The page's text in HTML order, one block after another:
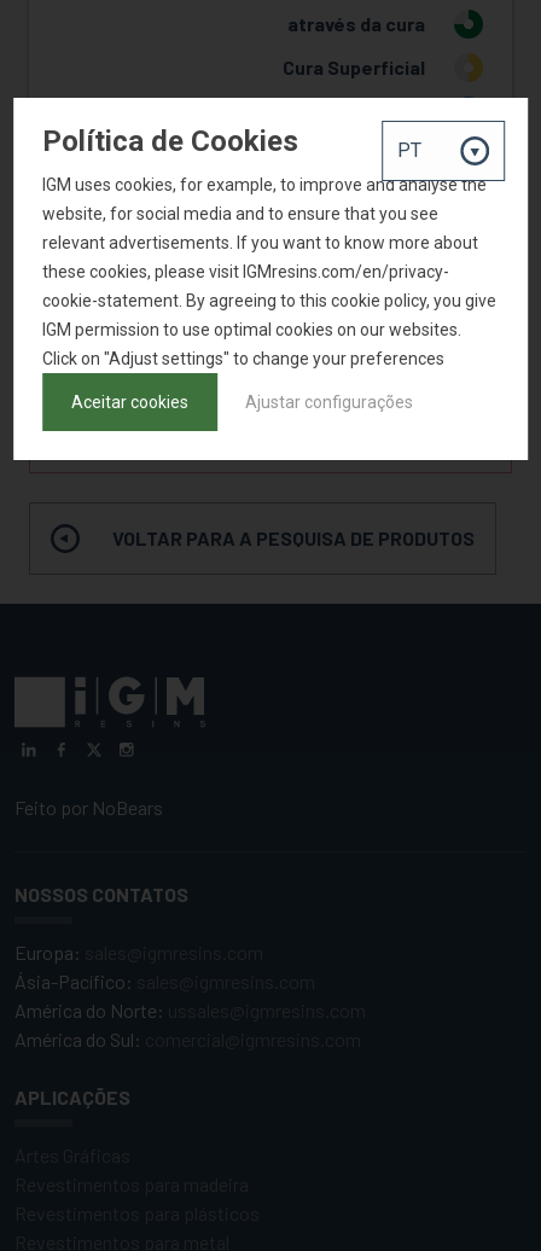
através da cura
3
Cura Superficial
2
White Systems
4
Umectação de pigmento
1
Cura LED
1
Sistemas baseados em água
Luz visível
SOLICITAR AMOSTRA
VOLTAR PARA A PESQUISA DE PRODUTOS
Feito por NoBears
NOSSOS CONTATOS
Europa:
Ásia-Pacífico:
América do Norte:
América do Sul:
APLICAÇÕES
Política de Cookies
IGM uses cookies, for example, to improve and analyse the
website, for social media and to ensure that you see
relevant advertisements. If you want to know more about
these cookies, please visit IGMresins.com/en/privacy-
cookie-statement. By agreeing to this cookie policy, you give
IGM permission to use optimal cookies on our websites.
Click on "Adjust settings" to change your preferences
Aceitar cookies Ajustar configurações